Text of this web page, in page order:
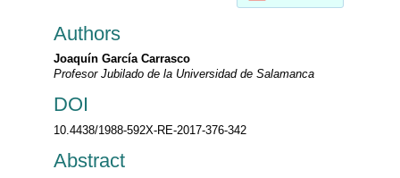
Authors
Joaquín García Carrasco
Profesor Jubilado de la Universidad de Salamanca
DOI
10.4438/1988-592X-RE-2017-376-342
Abstract